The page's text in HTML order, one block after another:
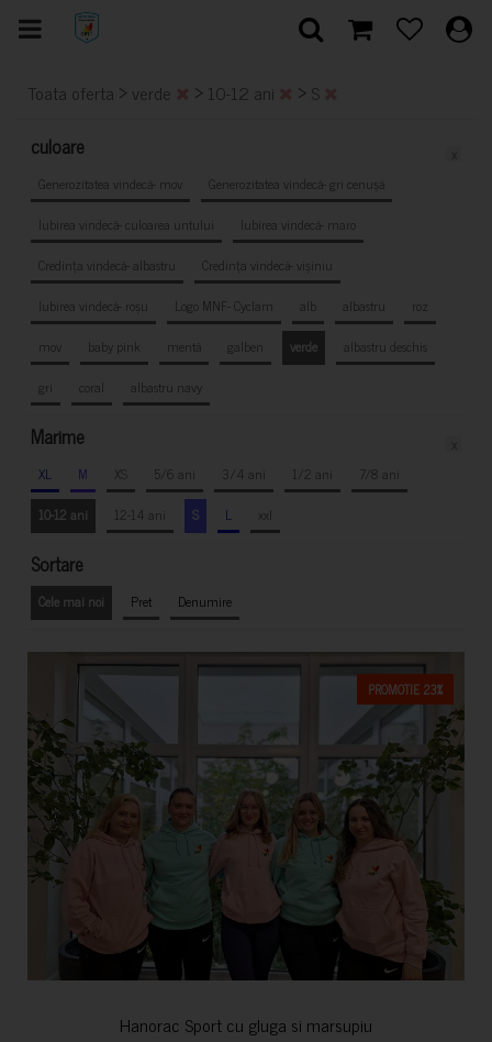
Toata oferta > verde > 10-12 ani > S
culoare
Generozitatea vindecă- mov
Generozitatea vindecă- gri cenușă
Iubirea vindecă- culoarea untului
Iubirea vindecă- maro
Credința vindecă- albastru
Credința vindecă- vișiniu
Iubirea vindecă- roșu
Logo MNF- Cyclam alb albastru
roz
mov
baby pink mentă galben verde
albastru deschis
gri
coral albastru navy
Marime
XL M XS 5/6 ani 3/4 ani 1/2 ani
7/8 ani
10-12 ani
12-14 ani S L xxl
Sortare
Cele mai noi Pret Denumire
PROMOTIE 23%
Hanorac Sport cu gluga si marsupiu